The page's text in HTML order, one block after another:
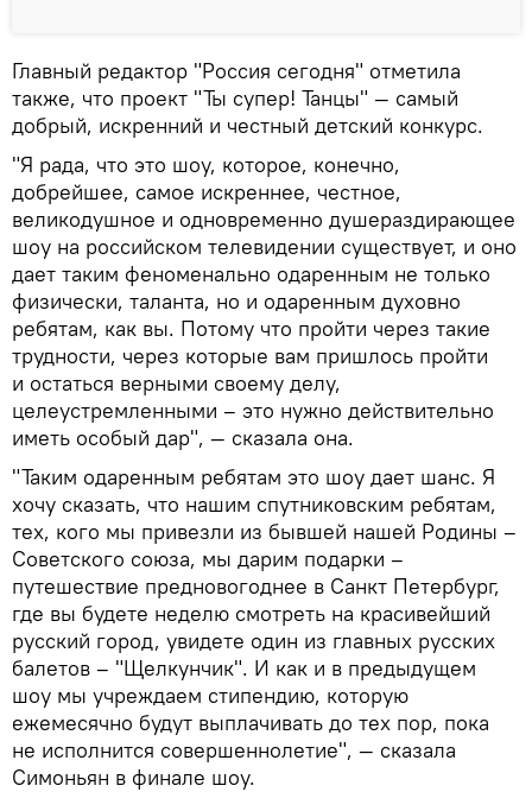
Главный редактор "Россия сегодня" отметила
также, что проект "Ты супер! Танцы" — самый
добрый, искренний и честный детский конкурс.
"Я рада, что это шоу, которое, конечно,
добрейшее, самое искреннее, честное,
великодушное и одновременно душераздирающее
шоу на российском телевидении существует, и оно
дает таким феноменально одаренным не только
физически, таланта, но и одаренным духовно
ребятам, как вы. Потому что пройти через такие
трудности, через которые вам пришлось пройти
и остаться верными своему делу,
целеустремленными – это нужно действительно
иметь особый дар", — сказала она.
"Таким одаренным ребятам это шоу дает шанс. Я
хочу сказать, что нашим спутниковским ребятам,
тех, кого мы привезли из бывшей нашей Родины –
Советского союза, мы дарим подарки –
путешествие предновогоднее в Санкт Петербург,
где вы будете неделю смотреть на красивейший
русский город, увидете один из главных русских
балетов – "Щелкунчик". И как и в предыдущем
шоу мы учреждаем стипендию, которую
ежемесячно будут выплачивать до тех пор, пока
не исполнится совершеннолетие", — сказала
Симоньян в финале шоу.